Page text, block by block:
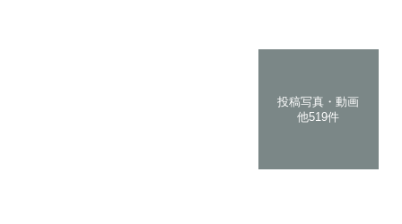
投稿写真・動画
他519件